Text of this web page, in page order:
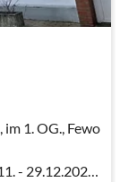
1. OG., Fewo
- 29.12.2022,